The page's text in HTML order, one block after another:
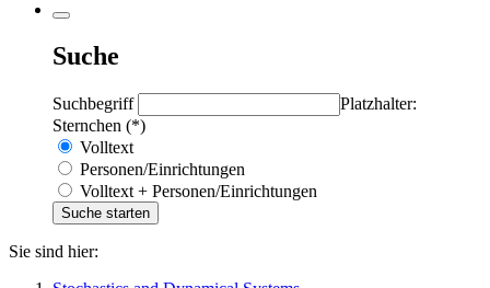
Suche
Suchbegriff
Platzhalter:
Sternchen (*)
Volltext
Personen/Einrichtungen
Volltext + Personen/Einrichtungen
Sie sind hier: